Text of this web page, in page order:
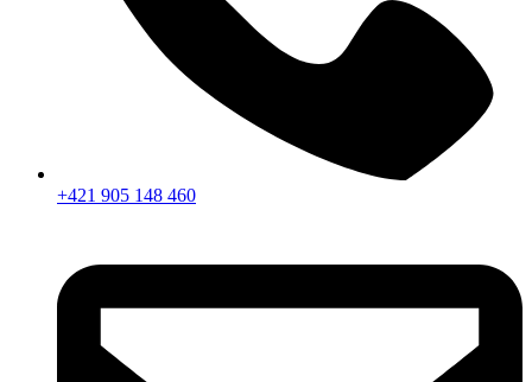
+421 905 148 460